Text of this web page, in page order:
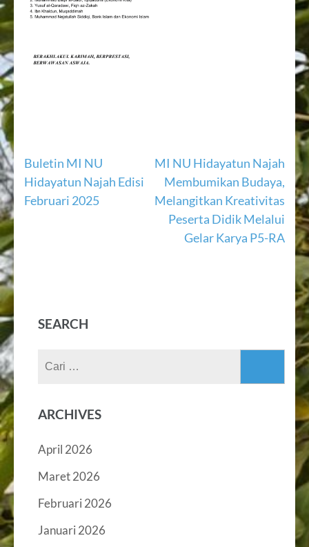
Navigasi
pos
Buletin MI NU
Hidayatun Najah Edisi
Februari 2025
MI NU Hidayatun Najah
Membumikan Budaya,
Melangitkan Kreativitas
Peserta Didik Melalui
Gelar Karya P5-RA
SEARCH
ARCHIVES
April 2026
Maret 2026
Februari 2026
Januari 2026